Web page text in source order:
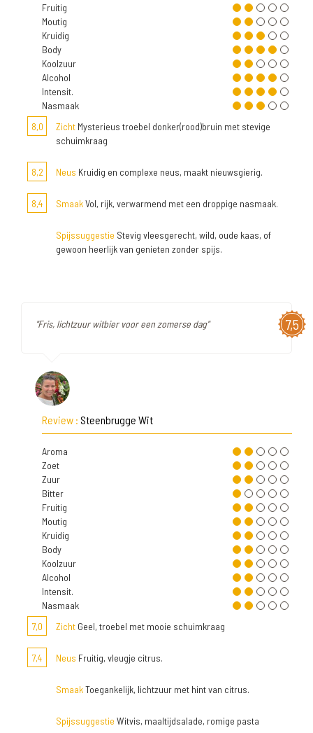
Fruitig
Moutig
Kruidig
Body
Koolzuur
Alcohol
Intensit.
Nasmaak
8,0
Zicht Mysterieus troebel donker(rood)bruin met stevige
schuimkraag
8,2 Neus Kruidig en complexe neus, maakt nieuwsgierig.
8,4 SmaakVol, rijk, verwarmend met een droppige nasmaak.
Spijssuggestie Stevig vleesgerecht, wild, oude kaas, of
gewoon heerlijk van genieten zonder spijs.
7,5
"Fris, lichtzuur witbier voor een zomerse dag"
Review : Steenbrugge Wit
Aroma
Zoet
Zuur
Bitter
Fruitig
Moutig
Kruidig
Body
Koolzuur
Alcohol
Intensit.
Nasmaak
7,0
Zicht Geel, troebel met mooie schuimkraag
7,4 Neus Fruitig, vleugje citrus.
SmaakToegankelijk, lichtzuur met hint van citrus.
Spijssuggestie Witvis, maaltijdsalade, romige pasta